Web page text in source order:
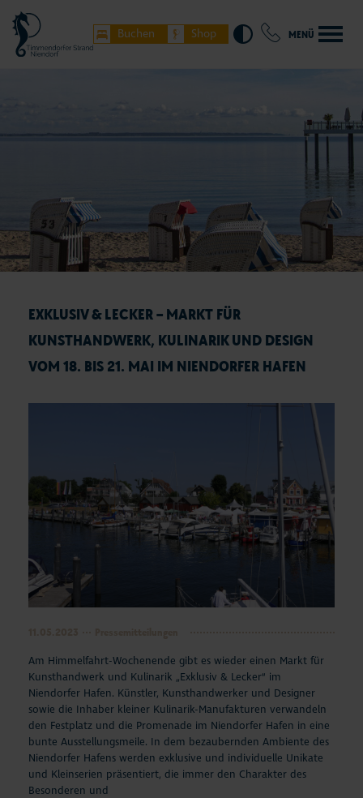
Buchen Shop MENÜ
EXKLUSIV & LECKER – MARKT FÜR
KUNSTHANDWERK, KULINARIK UND DESIGN
VOM 18. BIS 21. MAI IM NIENDORFER HAFEN
Am Himmelfahrt-Wochenende gibt es wieder einen Markt für
Kunsthandwerk und Kulinarik „Exklusiv & Lecker“ im
Niendorfer Hafen. Künstler, Kunsthandwerker und Designer
sowie die Inhaber kleiner Kulinarik-Manufakturen verwandeln
den Festplatz und die Promenade im Niendorfer Hafen in eine
bunte Ausstellungsmeile. In dem bezaubernden Ambiente des
Niendorfer Hafens werden exklusive und individuelle Unikate
und Kleinserien präsentiert, die immer den Charakter des
Besonderen und